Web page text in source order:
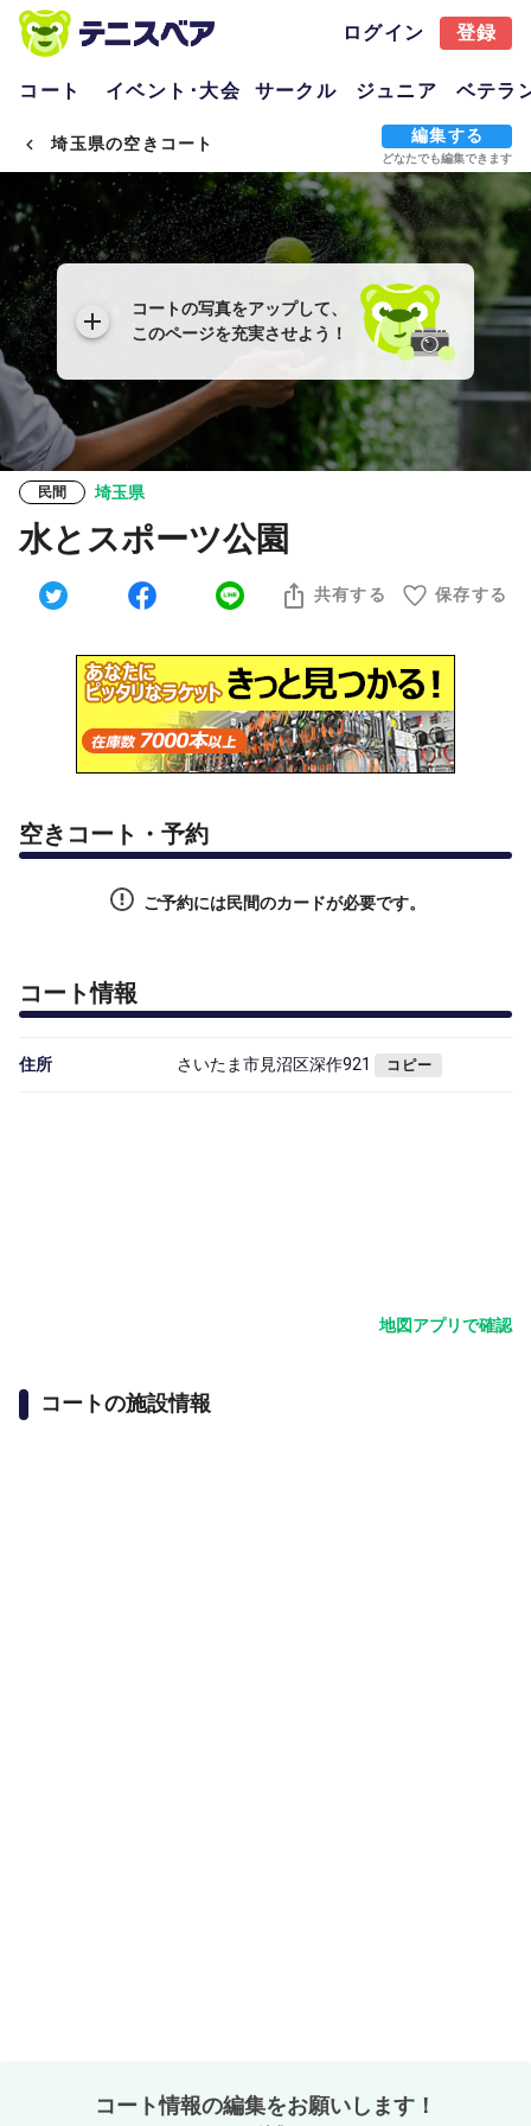
ログイン 登録
コート イベント･大会 サークル ジュニア ベテラ
埼玉県の空きコート 編集する
どなたでも編集できます
コートの写真をアップして、
このページを充実させよう！
民間 埼玉県
水とスポーツ公園
共有する 保存する
空きコート・予約
ご予約には民間のカードが必要です。
コート情報
住所 さいたま市見沼区深作921 コピー
地図アプリで確認
コートの施設情報
コート情報の編集をお願いします！